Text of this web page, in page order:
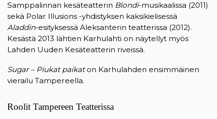
Samppalinnan kesäteatterin Blondi-musikaalissa (2011)
sekä Polar Illusions -yhdistyksen kaksikielisessä
Aladdin-esityksessä Aleksanterin teatterissa (2012).
Kesästä 2013 lähtien Karhulahti on näytellyt myös
Lahden Uuden Kesäteatterin riveissä.
Sugar – Piukat paikaton Karhulahden ensimmäinen
vierailu Tampereella.
Roolit Tampereen Teatterissa